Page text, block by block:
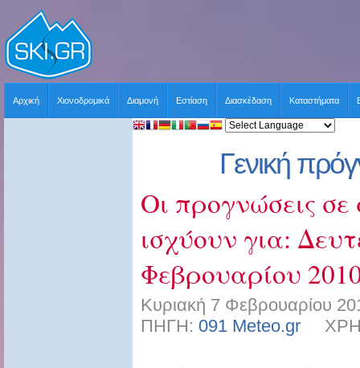
Αρχική Χιονοδρομικά Διαμονή Εστίαση Διασκέδαση Καταστήματα
Γενική
Οι προγνώσεις
ισχύουν για:
Φεβρουαρίου
Κυριακή 7 Φεβρουαρίου
ΠΗΓΗ: 091 Meteo.gr